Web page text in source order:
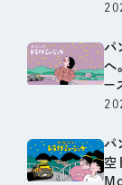
パ
へ
ー
パ
空